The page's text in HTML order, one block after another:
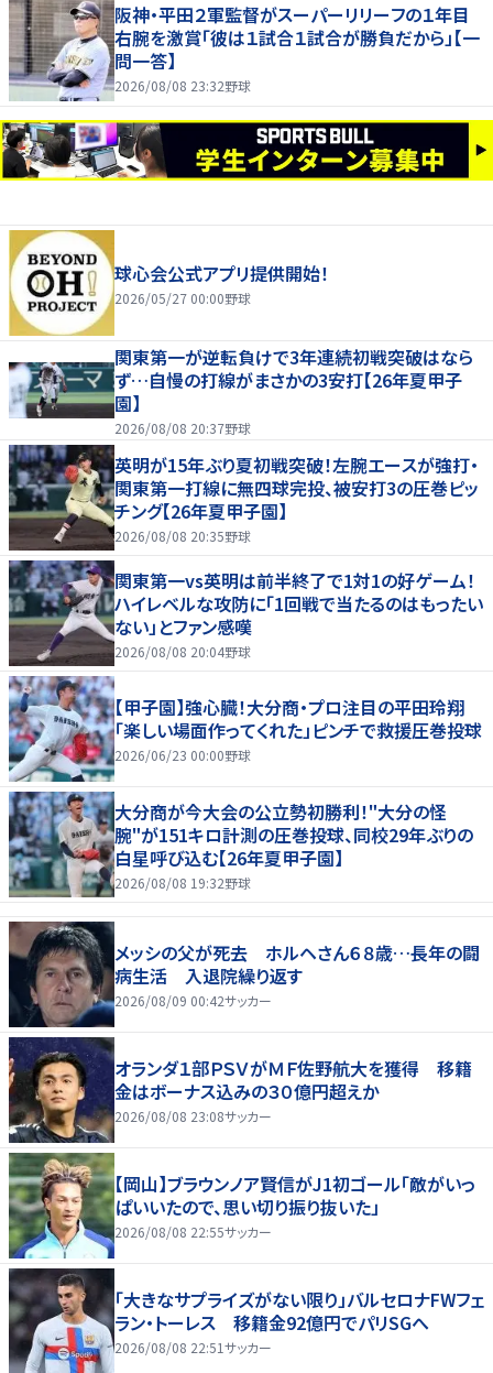
阪神・平田２軍監督がスーパーリリーフの１年目
右腕を激賞「彼は１試合１試合が勝負だから」【一
問一答】
2026/08/08 23:32野球
球心会公式アプリ提供開始！
2026/05/27 00:00野球
関東第一が逆転負けで3年連続初戦突破はなら
ず…自慢の打線がまさかの3安打【26年夏甲子
園】
2026/08/08 20:37野球
英明が15年ぶり夏初戦突破！左腕エースが強打・
関東第一打線に無四球完投、被安打3の圧巻ピッ
チング【26年夏甲子園】
2026/08/08 20:35野球
関東第一vs英明は前半終了で1対1の好ゲーム！
ハイレベルな攻防に「1回戦で当たるのはもったい
ない」とファン感嘆
2026/08/08 20:04野球
【甲子園】強心臓！大分商・プロ注目の平田玲翔
「楽しい場面作ってくれた」ピンチで救援圧巻投球
2026/06/23 00:00野球
大分商が今大会の公立勢初勝利！"大分の怪
腕"が151キロ計測の圧巻投球、同校29年ぶりの
白星呼び込む【26年夏甲子園】
2026/08/08 19:32野球
メッシの父が死去 ホルヘさん６８歳…長年の闘
病生活 入退院繰り返す
2026/08/09 00:42サッカー
オランダ１部ＰＳＶがＭＦ佐野航大を獲得 移籍
金はボーナス込みの３０億円超えか
2026/08/08 23:08サッカー
【岡山】ブラウンノア賢信がJ1初ゴール「敵がいっ
ぱいいたので、思い切り振り抜いた」
2026/08/08 22:55サッカー
「大きなサプライズがない限り」バルセロナFWフェ
ラン・トーレス 移籍金92億円でパリSGへ
2026/08/08 22:51サッカー